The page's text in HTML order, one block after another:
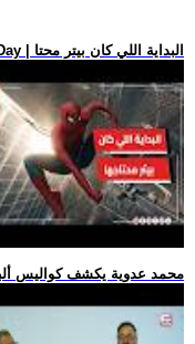
.. فيلم Spider-Man: Brand New Day | البداية اللي كان بيتر محتا
.. محمد عدوية يكشف كواليس